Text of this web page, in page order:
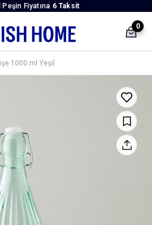
Peşin Fiyatına 6 Taksit
0
1000 ml Yeşil